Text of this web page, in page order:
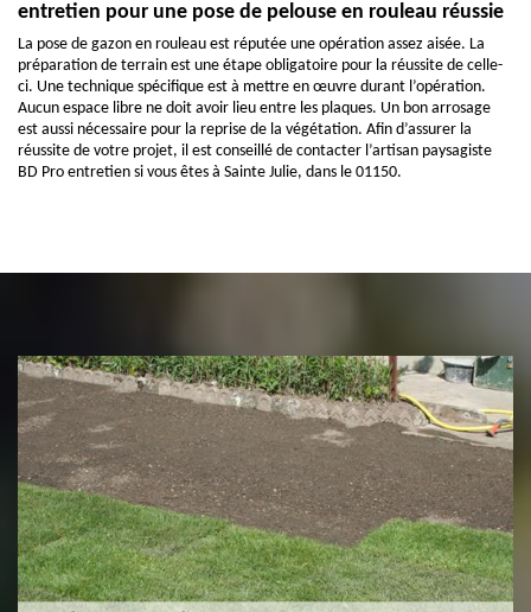
entretien pour une pose de pelouse en rouleau réussie
La pose de gazon en rouleau est réputée une opération assez aisée. La
préparation de terrain est une étape obligatoire pour la réussite de celle-
ci. Une technique spécifique est à mettre en œuvre durant l’opération.
Aucun espace libre ne doit avoir lieu entre les plaques. Un bon arrosage
est aussi nécessaire pour la reprise de la végétation. Afin d’assurer la
réussite de votre projet, il est conseillé de contacter l’artisan paysagiste
BD Pro entretien si vous êtes à Sainte Julie, dans le 01150.